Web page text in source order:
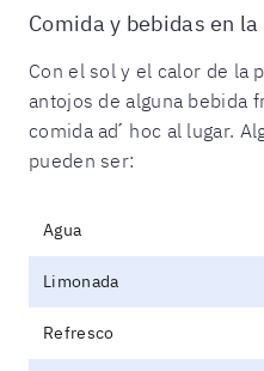
Comida y bebidas en
Con el sol y el calor de la
antojos de alguna bebida
comida ad ́ hoc al lugar.
pueden ser:
Agua
Limonada
Refresco